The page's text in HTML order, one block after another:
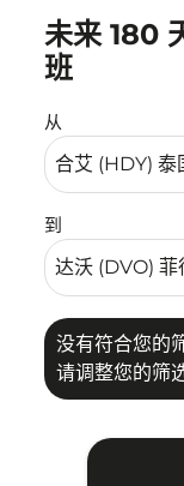
未来 180
班
从
到
没有符合您的
请调整您的筛
没有符合您的筛